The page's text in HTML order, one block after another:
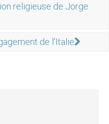
religieuse de Jorge
de l'Italie